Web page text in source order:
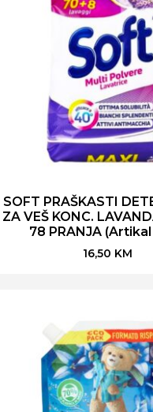
SOFT PRAŠKASTI
ZA VEŠ KONC.
78 PRANJA (Artikal
16,50 KM